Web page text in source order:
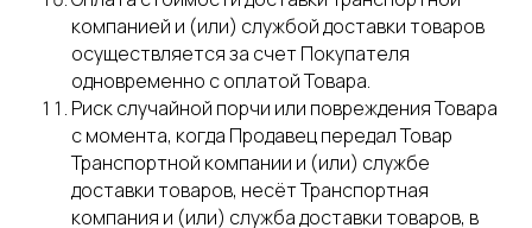
компанией и (или) службой доставки товаров
осуществляется за счет Покупателя
одновременно с оплатой Товара.
Риск случайной порчи или повреждения Товара
с момента, когда Продавец передал Товар
Транспортной компании и (или) службе
доставки товаров, несёт Транспортная
компания и (или) служба доставки товаров, в